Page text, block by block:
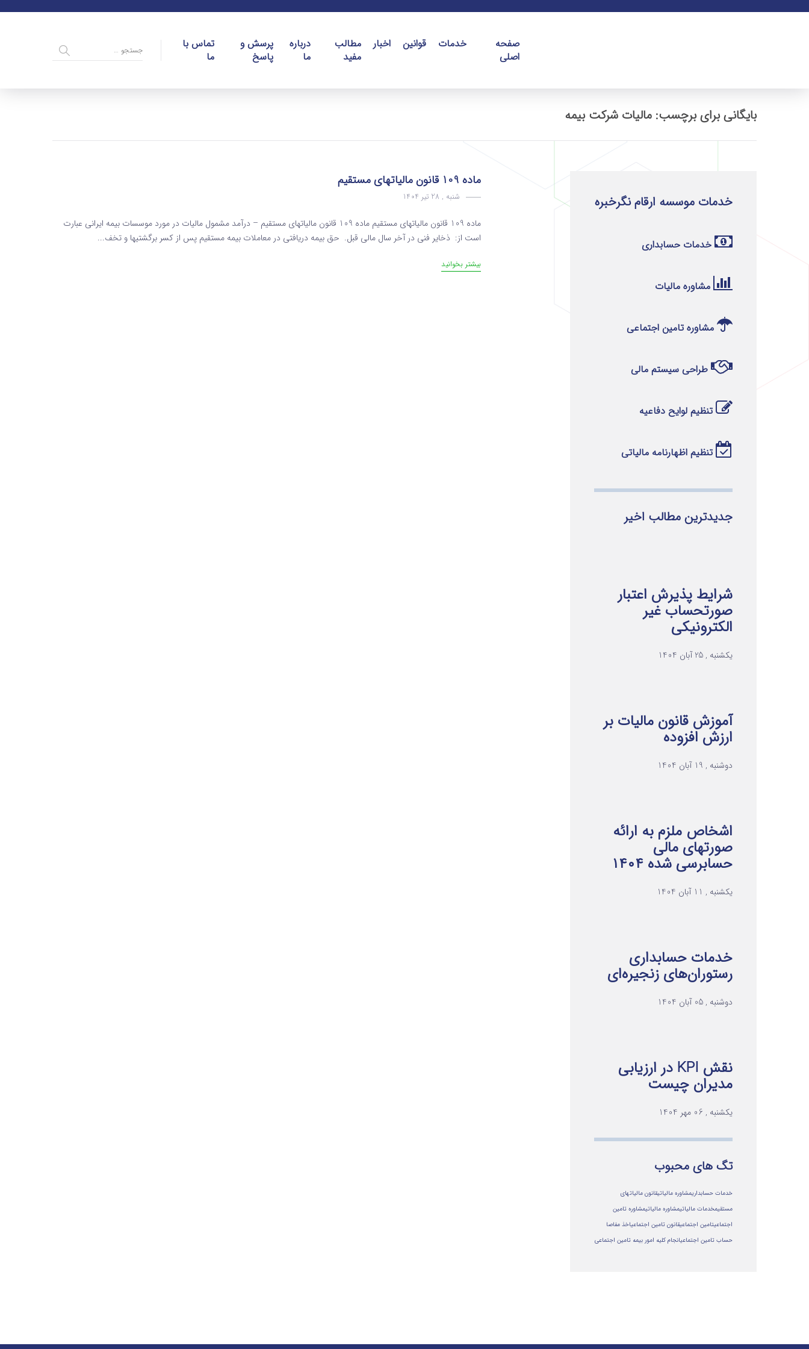
صفحه
اصلی
خدمات قوانین اخبار
مطالب
مفید
درباره
ما
پرسش و
پاسخ
تماس با
ما
بایگانی برای برچسب: مالیات شرکت بیمه
ماده 109 قانون مالیاتهای مستقیم
شنبه , 28 تیر 1404
ماده 109 قانون مالیاتهای مستقیم ماده 109 قانون مالیاتهای مستقیم – درآمد مشمول مالیات در مورد موسسات بیمه ایرانی عبارت
است از: ذخایر فنی در آخر سال مالی قبل. حق بیمه دریافتی در معاملات بیمه مستقیم پس از کسر برگشتی­ها و تخف...
بیشتر بخوانید
خدمات موسسه ارقام نگرخبره
خدمات حسابداری
مشاوره مالیات
مشاوره تامین اجتماعی
طراحی سیستم مالی
تنظیم لوایح دفاعیه
تنظیم اظهارنامه مالیاتی
جدیدترین مطالب اخیر
شرایط پذیرش اعتبار
صورتحساب غیر
الکترونیکی
یکشنبه , 25 آبان 1404
آموزش قانون مالیات بر
ارزش افزوده
دوشنبه , 19 آبان 1404
اشخاص ملزم به ارائه
صورتهای مالی
حسابرسی شده ۱۴۰۴
یکشنبه , 11 آبان 1404
خدمات حسابداری
رستوران‌های زنجیره‌ای
دوشنبه , 05 آبان 1404
نقش KPI در ارزیابی
مدیران چیست
یکشنبه , 06 مهر 1404
تگ های محبوب
خدمات حسابداریمشاوره مالیاتیقانون مالیاتهای
مستقیمخدمات مالیاتیمشاوره مالياتيمشاوره تامین
اجتماعیتامین اجتماعیقانون تامین اجتماعیاخذ مفاصا
حساب تامین اجتماعیانجام کلیه امور بیمه تامین اجتماعی